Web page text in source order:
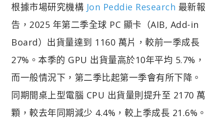
根據市場研究機構 Jon Peddie Research 最新報
告，2025 年第二季全球 PC 顯卡（AIB, Add-in
Board）出貨量達到 1160 萬片，較前一季成長
27%。本季的 GPU 出貨量高於10年平均 5.7%，
而一般情況下，第二季比起第一季會有所下降。
同期間桌上型電腦 CPU 出貨量則提升至 2170 萬
顆，較去年同期減少 4.4%，較上季成長 21.6%。